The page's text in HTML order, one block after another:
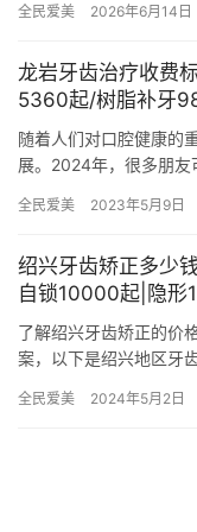
所的整…
全民爱美 2026年6月14日
龙岩牙齿治疗收费
5360起/树脂补牙98
随着人们对口腔健康的
展。2024年，很多朋友
地区…
全民爱美 2023年5月9日
绍兴牙齿矫正多少
自锁10000起|隐形
了解绍兴牙齿矫正的价
案，以下是绍兴地区牙
童…
全民爱美 2024年5月2日